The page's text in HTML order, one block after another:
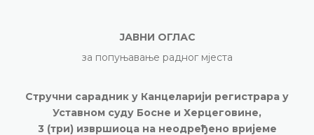
ЈАВНИ ОГЛАС
за попуњавање радног мјеста
Стручни сарадник у Канцеларији регистрара у
Уставном суду Босне и Херцеговине,
3 (три) извршиоца на неодређено вријеме